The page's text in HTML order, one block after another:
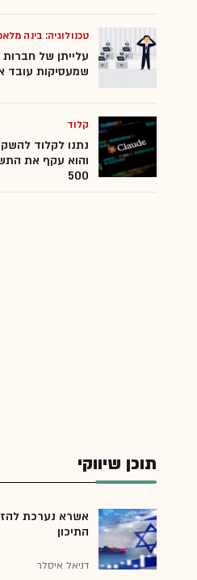
טכנולוגיה: בינה
עלייתן של חברות
שמעסיקות עובד
קלוד
500
תוכן שיווקי
אשרא נערכת
התיכון
דניאל איסלר